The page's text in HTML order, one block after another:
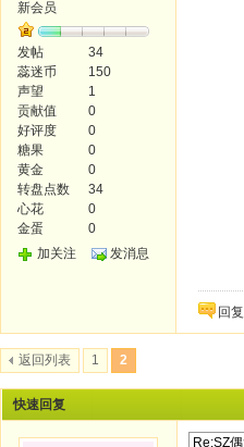
新会员
发帖
34
蕊迷币
150
声望
1
贡献值
0
好评度
0
糖果
0
黄金
0
转盘点数
34
心花
0
金蛋
0
加关注
发消息
回复
返回列表 1 2
快速回复